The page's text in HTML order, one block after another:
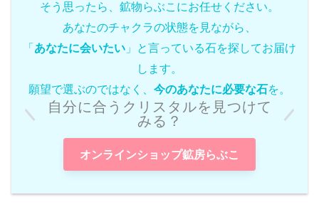
そう思ったら、鉱物らぶこにお任せください。
あなたのチャクラの状態を見ながら、
「 あなたに会いたい 」と言っている石を探してお届け
します。
願望で選ぶのではなく、 今のあなたに必要な石を。
自分に合うクリスタルを見つけて
みる？
オンラインショップ鉱房らぶこ